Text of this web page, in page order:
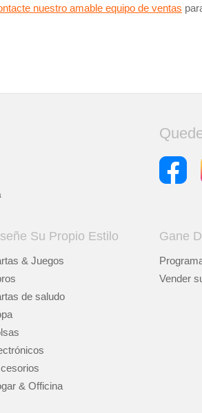
nuestro amable equipo de ventas
Su Propio Estilo
& Juegos
de saludo
& Officina
Gane
Vender